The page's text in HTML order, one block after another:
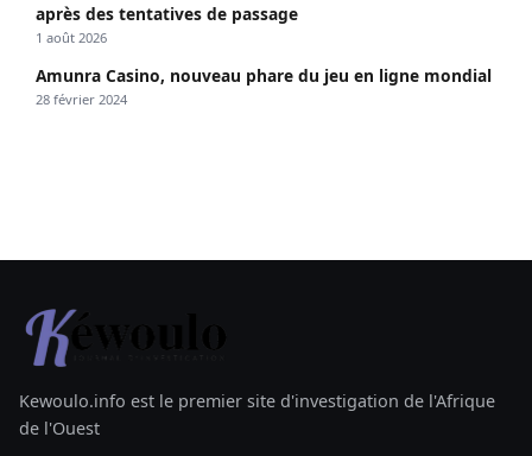
après des tentatives de passage
1 août 2026
Amunra Casino, nouveau phare du jeu en ligne mondial
28 février 2024
Kewoulo.info est le premier site d'investigation de l'Afrique
de l'Ouest